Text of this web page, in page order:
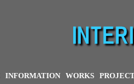
INFORMATION WORKS